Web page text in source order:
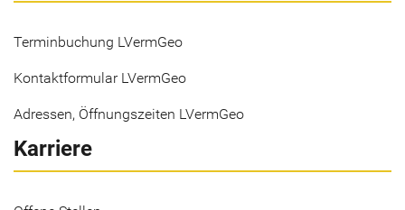
Terminbuchung LVermGeo
Kontaktformular LVermGeo
Adressen, Öffnungszeiten LVermGeo
Karriere